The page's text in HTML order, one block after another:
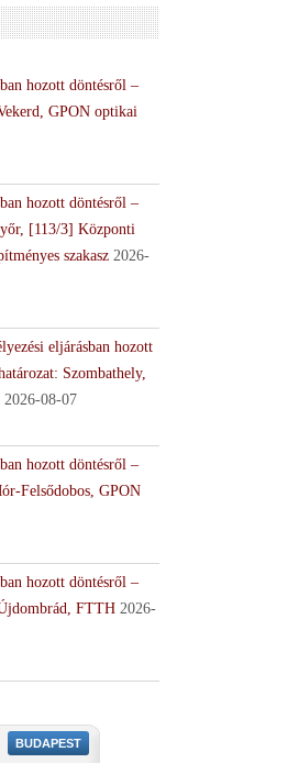
hozott döntésről –
GPON optikai
hozott döntésről –
[113/3] Központi
szakasz 2026-
eljárásban hozott
Szombathely,
2026-08-07
hozott döntésről –
Felsődobos, GPON
hozott döntésről –
FTTH 2026-